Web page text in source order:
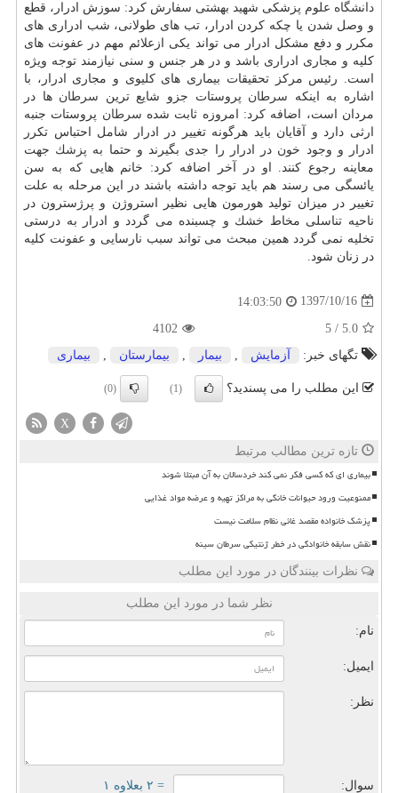
دانشگاه علوم پزشكی شهید بهشتی سفارش كرد: سوزش ادرار، قطع
و وصل شدن یا چكه كردن ادرار، تب های طولانی، شب ادراری های
مكرر و دفع مشكل ادرار می تواند یكی ازعلائم مهم در عفونت های
كلیه و مجاری ادراری باشد و در هر جنس و سنی نیازمند توجه ویژه
است. رئیس مركز تحقیقات بیماری های كلیوی و مجاری ادرار، با
اشاره به اینكه سرطان پروستات جزو شایع ترین سرطان ها در
مردان است، اضافه كرد: امروزه ثابت شده سرطان پروستات جنبه
ارثی دارد و آقایان باید هرگونه تغییر در ادرار شامل احتباس تكرر
ادرار و وجود خون در ادرار را جدی بگیرند و حتما به پزشك جهت
معاینه رجوع كنند. او در آخر اضافه كرد: خانم هایی كه به سن
یائسگی می رسند هم باید توجه داشته باشند در این مرحله به علت
تغییر در میزان تولید هورمون هایی نظیر استروژن و پرژسترون در
ناحیه تناسلی مخاط خشك و چسبنده می گردد و ادرار به درستی
تخلیه نمی گردد همین مبحث می تواند سبب نارسایی و عفونت كلیه
در زنان شود.
1397/10/16
14:03:50
5.0
/
5
4102
تگهای خبر:
آزمایش بیمار بیمارستان بیماری
این مطلب را می پسندید؟ (1)
(0)
X
تازه ترین مطالب مرتبط
بیماری ای که کسی فکر نمی کند خردسالان به آن مبتلا شوند
ممنوعیت ورود حیوانات خانگی به مراکز تهیه و عرضه مواد غذایی
پزشک خانواده مقصد غائی نظام سلامت نیست
نقش سابقه خانوادگی در خطر ژنتیکی سرطان سینه
نظرات بینندگان در مورد این مطلب
نظر شما در مورد این مطلب
نام:
ایمیل:
نظر:
سوال: = ۲ بعلاوه ۱